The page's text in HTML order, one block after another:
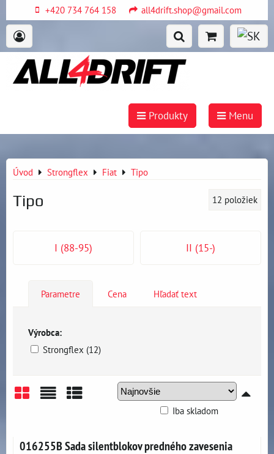
+420 734 764 158 all4drift.shop@gmail.com
Produkty Menu
Úvod Strongflex Fiat Tipo
Tipo 12 položiek
I (88-95) II (15-)
Parametre Cena Hľadať text
Výrobca:
Strongflex (12)
Iba skladom
016255B Sada silentblokov predného zavesenia